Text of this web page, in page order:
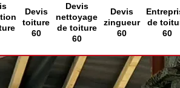
Devis
toiture
60
Devis
nettoyage
de toiture
60
Devis
zingueur
60
de
60